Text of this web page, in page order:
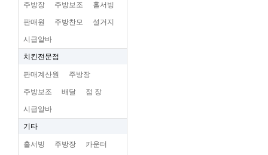
주방장 주방보조 홀서빙
판매원 주방찬모 설거지
시급알바
치킨전문점
판매계산원 주방장
주방보조 배달 점 장
시급알바
기타
홀서빙 주방장 카운터